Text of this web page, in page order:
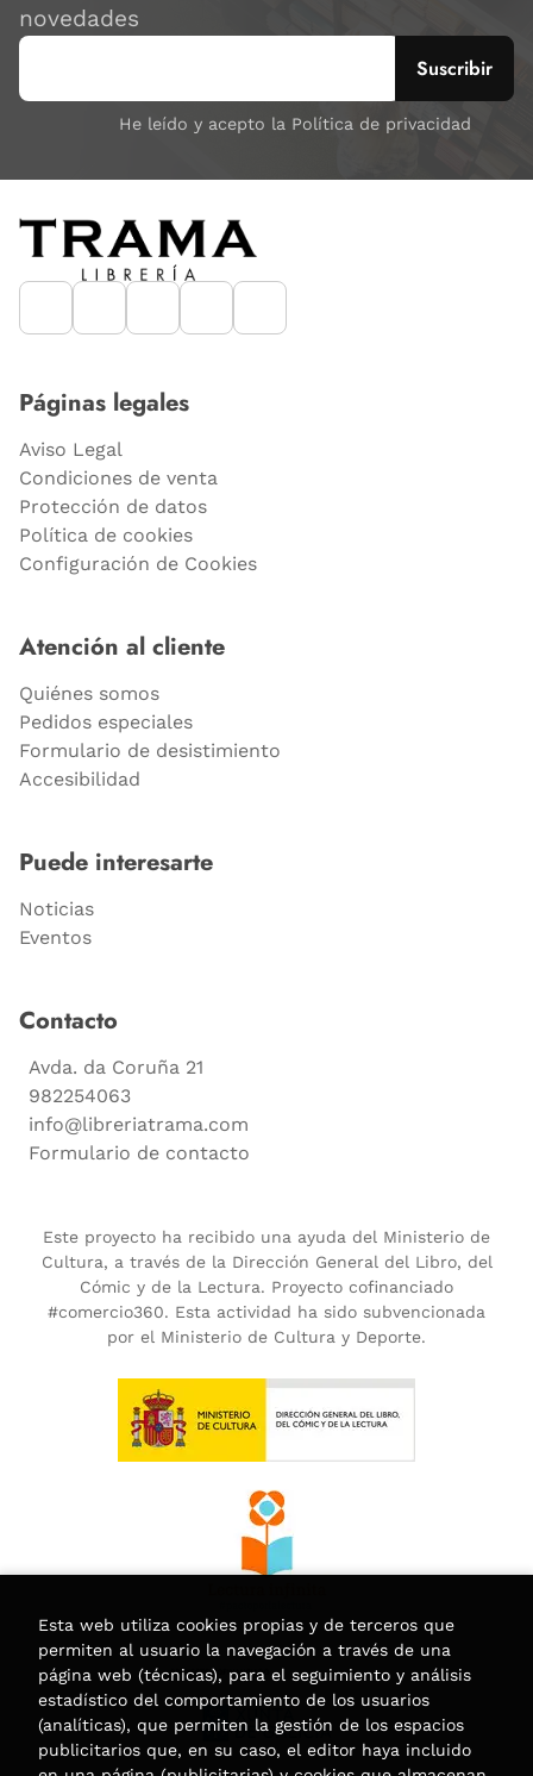
novedades
He leído y acepto la Política de privacidad
Páginas legales
Aviso Legal
Condiciones de venta
Protección de datos
Política de cookies
Configuración de Cookies
Atención al cliente
Quiénes somos
Pedidos especiales
Formulario de desistimiento
Accesibilidad
Puede interesarte
Noticias
Eventos
Contacto
Avda. da Coruña 21
982254063
info@libreriatrama.com
Formulario de contacto
Este proyecto ha recibido una ayuda del Ministerio de
Cultura, a través de la Dirección General del Libro, del
Cómic y de la Lectura. Proyecto cofinanciado
#comercio360. Esta actividad ha sido subvencionada
por el Ministerio de Cultura y Deporte.
Esta web utiliza cookies propias y de terceros que
permiten al usuario la navegación a través de una
página web (técnicas), para el seguimiento y análisis
estadístico del comportamiento de los usuarios
(analíticas), que permiten la gestión de los espacios
publicitarios que, en su caso, el editor haya incluido